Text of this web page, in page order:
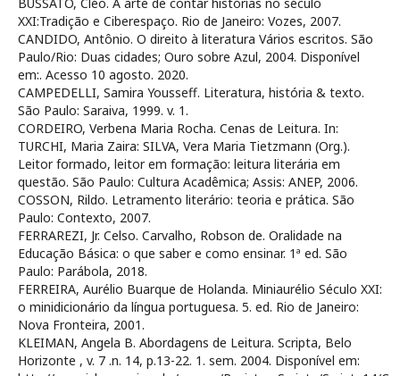
BUSSATO, Cléo. A arte de contar histórias no século
XXI:Tradição e Ciberespaço. Rio de Janeiro: Vozes, 2007.
CANDIDO, Antônio. O direito à literatura Vários escritos. São
Paulo/Rio: Duas cidades; Ouro sobre Azul, 2004. Disponível
em:. Acesso 10 agosto. 2020.
CAMPEDELLI, Samira Yousseff. Literatura, história & texto.
São Paulo: Saraiva, 1999. v. 1.
CORDEIRO, Verbena Maria Rocha. Cenas de Leitura. In:
TURCHI, Maria Zaira: SILVA, Vera Maria Tietzmann (Org.).
Leitor formado, leitor em formação: leitura literária em
questão. São Paulo: Cultura Acadêmica; Assis: ANEP, 2006.
COSSON, Rildo. Letramento literário: teoria e prática. São
Paulo: Contexto, 2007.
FERRAREZI, Jr. Celso. Carvalho, Robson de. Oralidade na
Educação Básica: o que saber e como ensinar. 1ª ed. São
Paulo: Parábola, 2018.
FERREIRA, Aurélio Buarque de Holanda. Miniaurélio Século XXI:
o minidicionário da língua portuguesa. 5. ed. Rio de Janeiro:
Nova Fronteira, 2001.
KLEIMAN, Angela B. Abordagens de Leitura. Scripta, Belo
Horizonte , v. 7 .n. 14, p.13-22. 1. sem. 2004. Disponível em: